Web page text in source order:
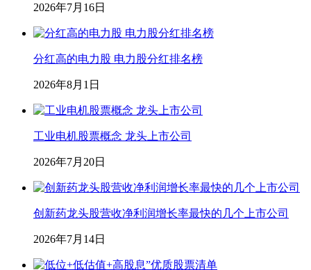
2026年7月16日
分红高的电力股 电力股分红排名榜
2026年8月1日
工业电机股票概念 龙头上市公司
2026年7月20日
创新药龙头股营收净利润增长率最快的几个上市公司
2026年7月14日